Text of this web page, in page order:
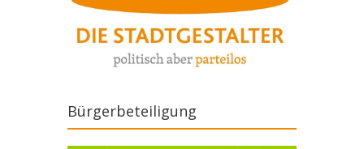
Bürgerbeteiligung